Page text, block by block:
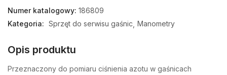
Numer katalogowy: 186809
Kategoria: Sprzęt do serwisu gaśnic Manometry
Opis produktu
Przeznaczony do pomiaru ciśnienia azotu w gaśnicach